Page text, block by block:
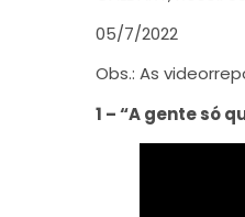
05/7/2022
Obs.: As
1 – “A gente só